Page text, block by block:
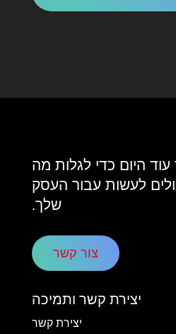
עוד היום כדי לגלות מה
לעשות עבור העסק
שלך.
צור קשר
יצירת קשר ותמיכה
יצירת קשר